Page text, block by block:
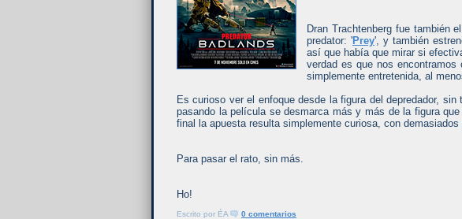
Dran Trachtenberg fue también
predator: 'Prey', y también
así que había que mirar si
verdad es que nos
simplemente entretenida, al
Es curioso ver el enfoque desde la figura del depredador,
pasando la película se desmarca más y más de la figura
final la apuesta resulta simplemente curiosa, con
Para pasar el rato, sin más.
Ho!
Escrito por ÉA
0 comentarios